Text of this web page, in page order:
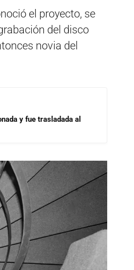
el proyecto, se
del disco
novia del
y fue trasladada al